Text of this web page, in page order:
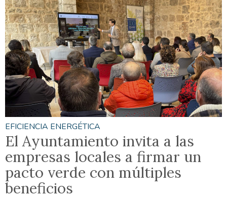
EFICIENCIA ENERGÉTICA
El Ayuntamiento invita a las
empresas locales a firmar un
pacto verde con múltiples
beneficios